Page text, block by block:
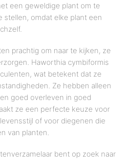
een geweldige plant om te
stellen, omdat elke plant een
prachtig om naar te kijken, ze
Haworthia cymbiformis
wat betekent dat ze
Ze hebben alleen
goed overleven in goed
ze een perfecte keuze voor
of voor diegenen die
van planten.
bent op zoek naar